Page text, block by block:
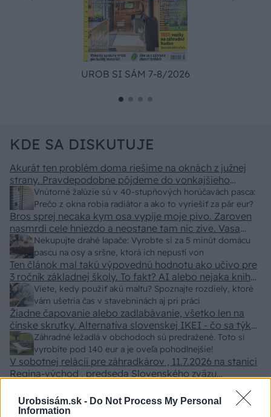
Urobsisám.sk - Do Not Process My Personal
Information
UROB SI SÁM 7-8/2026
KDE SA DISKUTUJE
Vnútorné žalúzie sú v 40-stupňových horúčavách pasca:
Prečo z okna robia radiátor a ako to vyriešiť za pár eur?
Akurát ten problém doma riešime na oknách z južnej
strany. Pravdepodobne pôjdeme do vonkajšieho
tienenia na spôsob markízy 250x150cm. Čínsky
predajcovia idú okolo 100 eur kus.
Nekupujte drahé lapače: Vyrobte si za 5 minút domácu
pascu na osy a sršne, ktorá ich nepustí von
Bros sprej necaka kym osa vypije moje pivo. Zaroven
nasmrdi cele hniezdo a neostane tam nic zive. Vasa
pasca naucinke moc efektivne. Skor pritiahne slimaky
Viete, kedy použiť akú maltu? Spoznajte rozdiely, ktoré
vám ušetria čas v stavebninách aj pri práci
Ten článok mal takú výpovednú hodnotu ako učivo pre
3 ročník základnej školy. To fakt? AI alebo nejaka kniha
z VŠ? Dnešné rychlotvrdnuce malty - pevnosť 40 Mpa a
doba schnutia tak 15 minut , k tomu vodotesné s
kryštálikou. A rozdiel - schnutie a zretie. Nič?
Záhradné ležadlá v obchodoch sú predražené. Toto si
vyrobíte pod 140 eur a je oveľa pohodlnejšie!
Žiadne čapovanie alebo zadlabávanie, všetko len na
čínske skrutky. Alternatíva slovenskej IKEI - čo sa týka
pevnosti. Autor si nedal veľa námahy s remeselným
spracovaním, škoda. No lepšie než ten odpad z DTD
predávaný v Kauflande alebo Lídli.
rozhodne o úrode
V sobotnej relácii pre záhradkárov , 11.7.2026 na stanici
Regina-východ , predseda Slovenského zväzu
neproduktívne , nie je pravda. Aj vlky je možné použiť
pri formovaní koruny a budú rodiť.